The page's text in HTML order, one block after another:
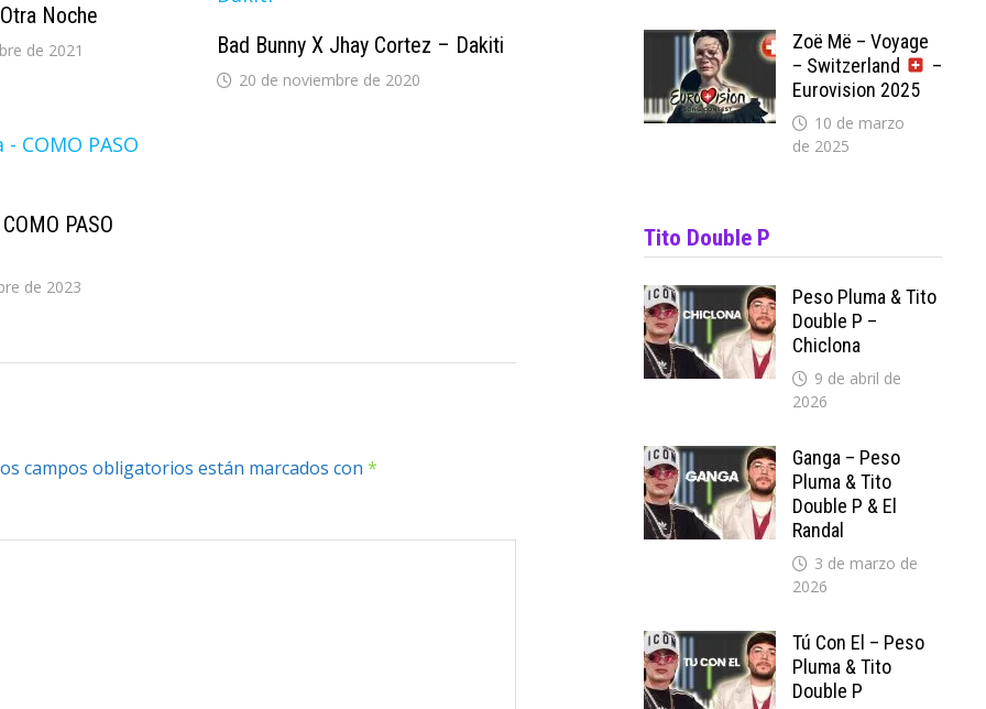
Noche
de 2021 Bad Bunny X Jhay Cortez – Dakiti
20 de noviembre de 2020
PASO
de 2023
campos obligatorios están marcados con*
Zoë Më – Voyage
– Switzerland
–
Eurovision 2025
10 de marzo
de 2025
Tito Double P
Peso Pluma & Tito
Double P –
Chiclona
9 de abril de
2026
Ganga – Peso
Pluma & Tito
Double P & El
Randal
3 de marzo de
2026
Tú Con El – Peso
Pluma & Tito
Double P